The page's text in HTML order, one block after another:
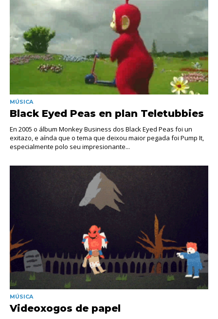
MÚSICA
Black Eyed Peas en plan Teletubbies
En 2005 o álbum Monkey Business dos Black Eyed Peas foi un
exitazo, e aínda que o tema que deixou maior pegada foi Pump It,
especialmente polo seu impresionante...
MÚSICA
Videoxogos de papel